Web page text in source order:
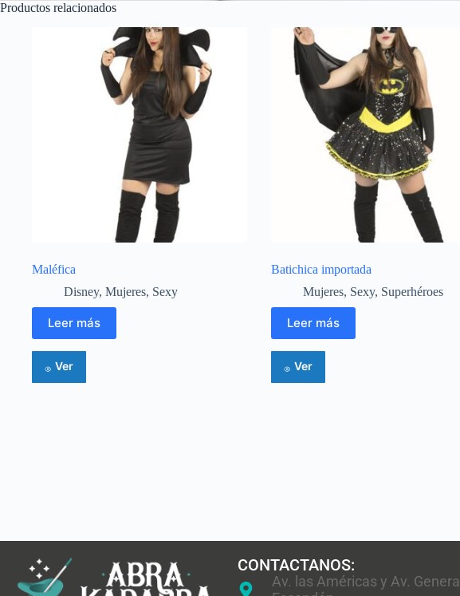
Productos relacionados
Maléfica
Disney, Mujeres, Sexy
Leer más
Ver
Batichica importada
Mujeres, Sexy, Superhéroes
Leer más
Ver
CONTACTANOS:
Av. las Américas y Av. General